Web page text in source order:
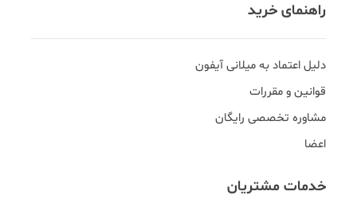
راهنمای خرید
دلیل اعتماد به میلانی آیفون
قوانین و مقررات
مشاوره تخصصی رایگان
اعضا
خدمات مشتریان